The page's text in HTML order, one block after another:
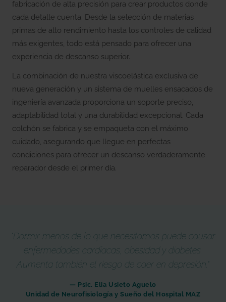
fabricación de alta precisión para crear productos donde
cada detalle cuenta. Desde la selección de materias
primas de alto rendimiento hasta los controles de calidad
más exigentes, todo está pensado para ofrecer una
experiencia de descanso superior.
La combinación de nuestra viscoelástica exclusiva de
nueva generación y un sistema de muelles ensacados de
ingeniería avanzada proporciona un soporte preciso,
adaptabilidad total y una durabilidad excepcional. Cada
colchón se fabrica y se empaqueta con el máximo
cuidado, asegurando que llegue en perfectas
condiciones para ofrecer un descanso verdaderamente
reparador desde el primer día.
"Dormir menos de lo que necesitamos puede causar
enfermedades cardíacas, obesidad y diabetes.
Aumenta también el riesgo de caer en depresión."
— Psic. Elia Usieto Aguelo
Unidad de Neurofisiología y Sueño del Hospital MAZ